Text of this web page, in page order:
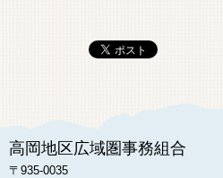
高岡地区広域圏事務組合
〒935-0035